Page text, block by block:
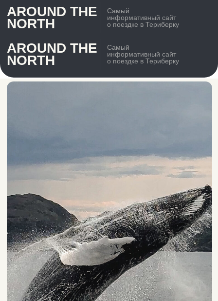
Самый
информативный сайт
о поездке в Териберку
AROUND THE
NORTH
информативный сайт
о поездке в Териберку
NORTH
КИТЫ В ТЕРИБЕРКЕ